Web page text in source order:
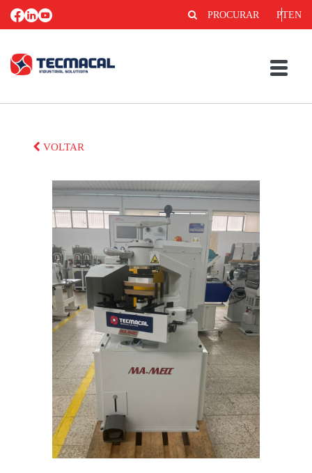
EN
PT
PROCURAR
VOLTAR